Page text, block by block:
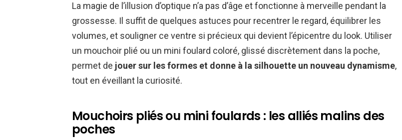
La magie de l’illusion d’optique n’a pas d’âge et fonctionne à merveille pendant la
grossesse. Il suffit de quelques astuces pour recentrer le regard, équilibrer les
volumes, et souligner ce ventre si précieux qui devient l’épicentre du look. Utiliser
un mouchoir plié ou un mini foulard coloré, glissé discrètement dans la poche,
permet de jouer sur les formes et donne à la silhouette un nouveau dynamisme,
tout en éveillant la curiosité.
Mouchoirs pliés ou mini foulards : les alliés malins des
poches